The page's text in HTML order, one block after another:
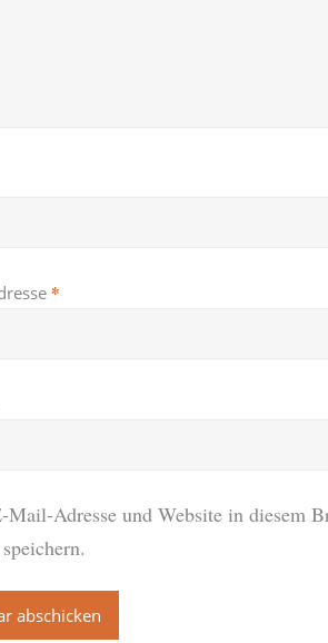
*
Mail-Adresse und Website in diesem